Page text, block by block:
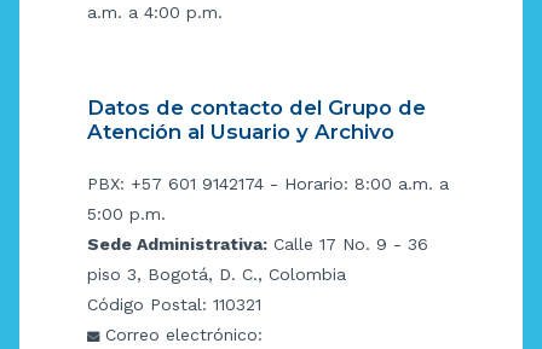
a.m. a 4:00 p.m.
Datos de contacto del Grupo de
Atención al Usuario y Archivo
PBX: +57 601 9142174 - Horario: 8:00 a.m. a
5:00 p.m.
Sede Administrativa: Calle 17 No. 9 - 36
piso 3, Bogotá, D. C., Colombia
Código Postal: 110321
Correo electrónico: